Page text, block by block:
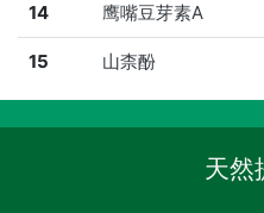
14 鹰嘴豆芽素A
15 山柰酚
天然